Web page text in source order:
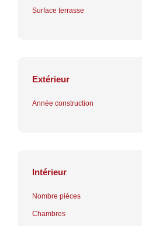
Surface terrasse
Extérieur
Année construction
Intérieur
Nombre pièces
Chambres